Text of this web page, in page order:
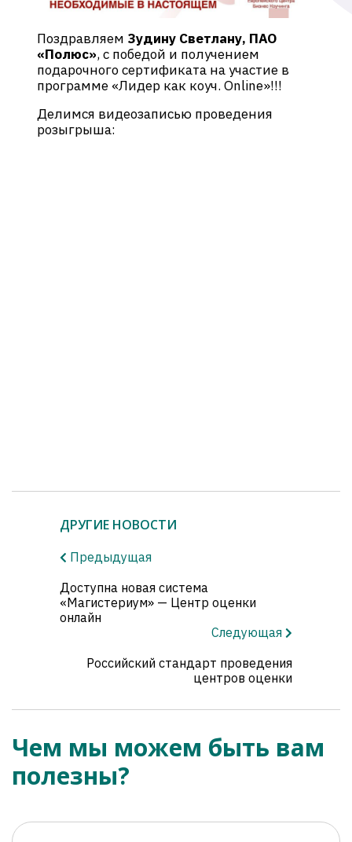
Поздравляем Зудину Светлану, ПАО
«Полюс», с победой и получением
подарочного сертификата на участие в
программе «Лидер как коуч. Online»!!!
Делимся видеозаписью проведения
розыгрыша:
ДРУГИЕ НОВОСТИ
Предыдущая
Доступна новая система
«Магистериум» — Центр оценки
онлайн
Следующая
Российский стандарт проведения
центров оценки
Чем мы можем быть вам
полезны?